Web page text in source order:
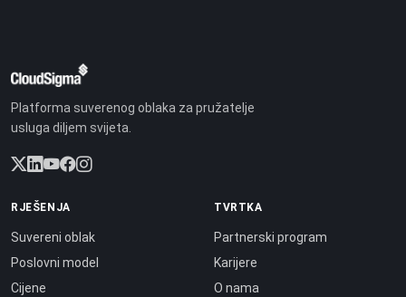
Platforma suverenog oblaka za pružatelje
usluga diljem svijeta.
RJEŠENJA
Suvereni oblak
Poslovni model
Cijene
TVRTKA
Partnerski program
Karijere
O nama